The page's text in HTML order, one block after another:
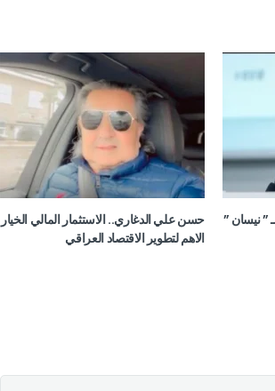
لـ ” نيسان ”
حسن علي الدغاري.. الاستثمار المالي الخيار
الاهم لتطوير الاقتصاد العراقي